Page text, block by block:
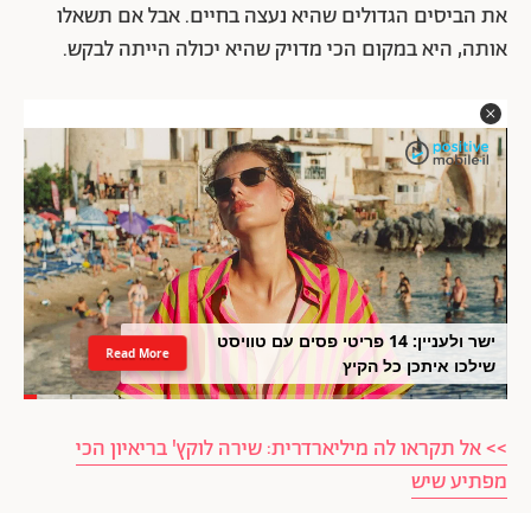
את הביסים הגדולים שהיא נעצה בחיים. אבל אם תשאלו
אותה, היא במקום הכי מדויק שהיא יכולה הייתה לבקש.
ישר ולעניין: 14 פריטי פסים עם טוויסט
שילכו איתכן כל הקיץ
Read More
>> אל תקראו לה מיליארדרית: שירה לוקץ' בריאיון הכי
מפתיע שיש